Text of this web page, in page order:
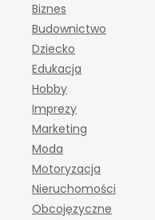
Biznes
Budownictwo
Dziecko
Edukacja
Hobby
Imprezy
Marketing
Moda
Motoryzacja
Nieruchomości
Obcojęzyczne